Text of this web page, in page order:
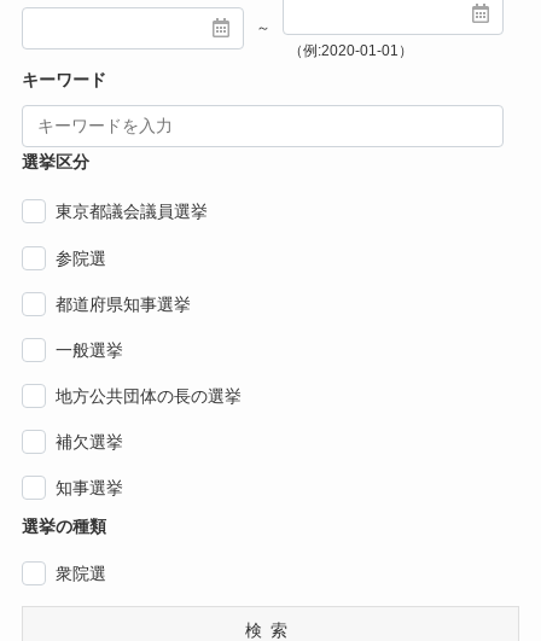
～
（例:2020-01-01）
キーワード
選挙区分
東京都議会議員選挙
参院選
都道府県知事選挙
一般選挙
地方公共団体の長の選挙
補欠選挙
知事選挙
選挙の種類
衆院選
検索